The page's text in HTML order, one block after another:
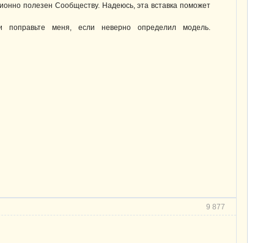
полезен Сообществу. Надеюсь, эта вставка поможет
меня, если неверно определил модель.
9 877